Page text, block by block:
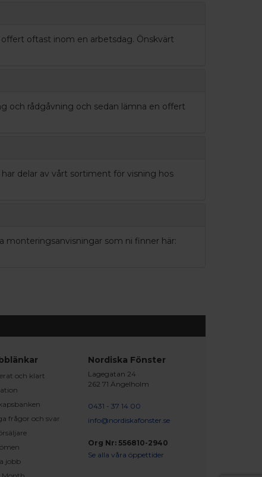
oftast inom en arbetsdag. Önskvärt
och rådgåvning och sedan lämna en offert
delar av vårt sortiment för visning hos
monteringsanvisningar som ni finner här:
och klart
frågor och svar
jobb
Nordiska Fönster
Lagegatan 24
262 71 Ängelholm
0431 - 37 14 00
info@nordiskafonster.se
Org Nr: 556810-2940
Se alla våra öppettider